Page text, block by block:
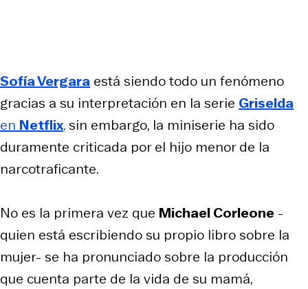
Sofía Vergara está siendo todo un fenómeno
gracias a su interpretación en la serie Griselda
en Netflix,sin embargo, la miniserie ha sido
duramente criticada por el hijo menor de la
narcotraficante.
No es la primera vez que Michael Corleone -
quien está escribiendo su propio libro sobre la
mujer- se ha pronunciado sobre la producción
que cuenta parte de la vida de su mamá,